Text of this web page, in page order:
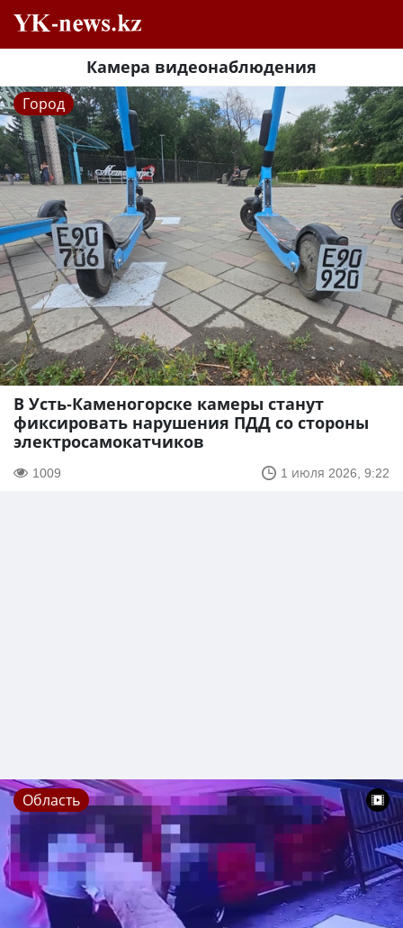
Камера видеонаблюдения
Город
В Усть-Каменогорске камеры станут
фиксировать нарушения ПДД со стороны
электросамокатчиков
1009 1 июля 2026, 9:22
Область